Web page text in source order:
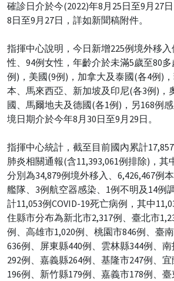
確診日介於今(2022)年8月25日至9月27
8日至9月27日，詳如新聞稿附件。
指揮中心說明，今日新增225例境外移
性、94例女性，年齡介於未滿5歲至80
例)，美國(9例)，加拿大及泰國(各4例)
本、馬來西亞、新加坡及印尼(各3例)，
國、馬爾地夫及德國(各1例)，另168例
境日期介於今年8月30日至9月29日。
指揮中心統計，截至目前國內累計
肺炎相關通報(含11,393,061例排除)，其
分別為34,879例境外移入、6,426,467例
艦隊、3例航空器感染、1例不明及14例
計11,053例COVID-19死亡病例，其中
住縣市分布為新北市2,317例、臺北市
例、高雄市1,020例、桃園市846例、臺
636例、屏東縣440例、雲林縣344例、
292例、嘉義縣264例、基隆市247例、
196例、新竹縣179例、嘉義市178例、